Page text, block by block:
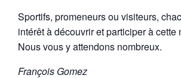
Sportifs, promeneurs ou visiteurs,
intérêt à découvrir et participer à cette
Nous vous y attendons nombreux.
François Gomez